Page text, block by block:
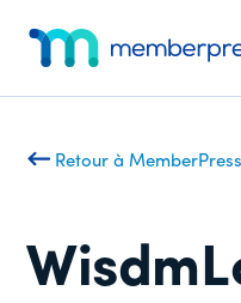
content
de
supplémentaire
d'adhésion
en-
un
Retour à